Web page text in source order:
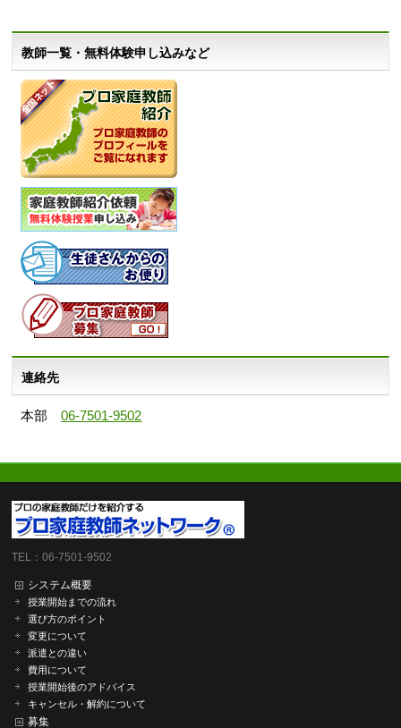
教師一覧・無料体験申し込みなど
連絡先
本部06-7501-9502
TEL：06-7501-9502
システム概要
授業開始までの流れ
選び方のポイント
変更について
派遣との違い
費用について
授業開始後のアドバイス
キャンセル・解約について
募集